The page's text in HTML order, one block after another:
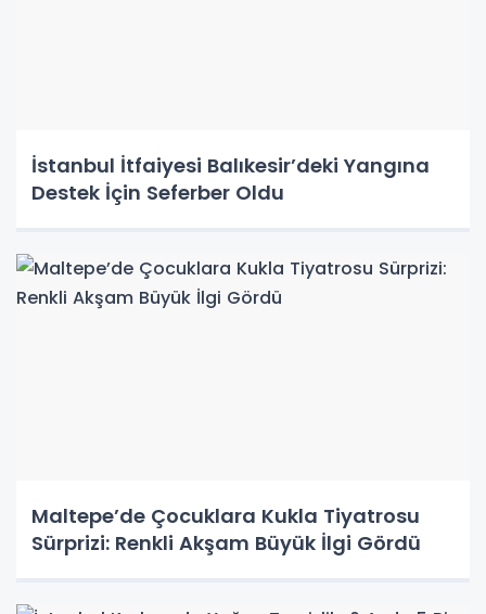
İstanbul İtfaiyesi Balıkesir’deki Yangına
Destek İçin Seferber Oldu
Maltepe’de Çocuklara Kukla Tiyatrosu
Sürprizi: Renkli Akşam Büyük İlgi Gördü